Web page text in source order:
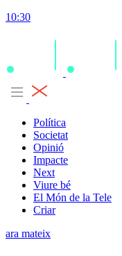
10:30
Política
Societat
Opinió
Impacte
Next
Viure bé
El Món de la Tele
Criar
ara mateix